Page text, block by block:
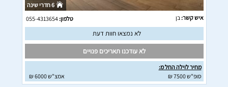
6 חדרי שינה
איש קשר: בן טלפון:055-4313654
לא נמצאו חוות דעת
לא עודכנו תאריכים פנויים
מחיר לוילה החל מ:
סופ"ש 7500 ₪
אמצ"ש 6000 ₪